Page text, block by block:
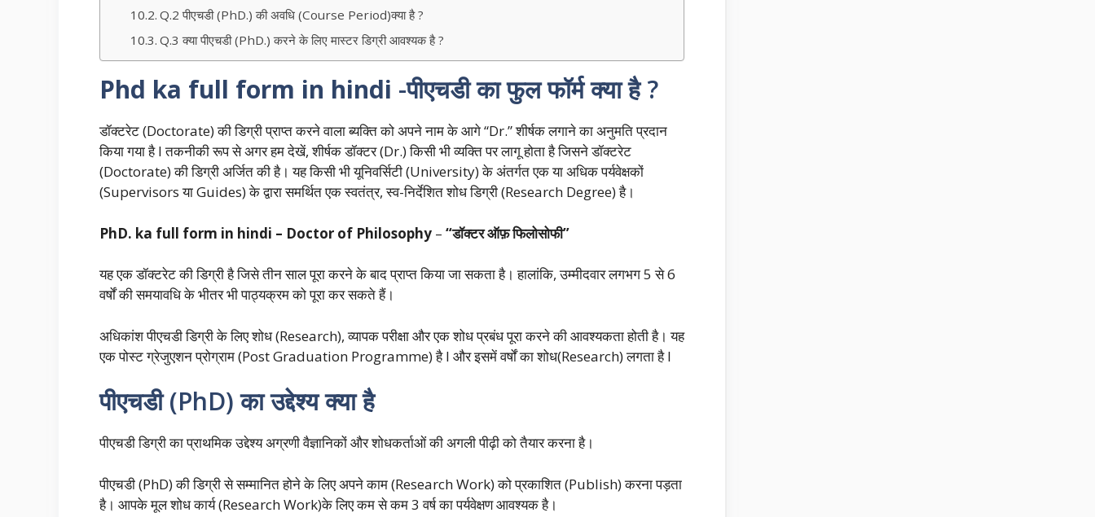
Q.2 पीएचडी (PhD.) की अवधि (Course Period)क्या है ?
Q.3 क्या पीएचडी (PhD.) करने के लिए मास्टर डिग्री आवश्यक है ?
Phd ka full form in hindi -पीएचडी का फुल फॉर्म क्या है ?
डॉक्टरेट (Doctorate) की डिग्री प्राप्त करने वाला ब्यक्ति को अपने नाम के आगे “Dr.” शीर्षक लगाने का अनुमति प्रदान
किया गया है I तकनीकी रूप से अगर हम देखें, शीर्षक डॉक्टर (Dr.) किसी भी व्यक्ति पर लागू होता है जिसने डॉक्टरेट
(Doctorate) की डिग्री अर्जित की है। यह किसी भी यूनिवर्सिटी (University) के अंतर्गत एक या अधिक पर्यवेक्षकों
(Supervisors या Guides) के द्वारा समर्थित एक स्वतंत्र, स्व-निर्देशित शोध डिग्री (Research Degree) है।
PhD. ka full form in hindi – Doctor of Philosophy – “डॉक्टर ऑफ़ फिलोसोफी”
यह एक डॉक्टरेट की डिग्री है जिसे तीन साल पूरा करने के बाद प्राप्त किया जा सकता है। हालांकि, उम्मीदवार लगभग 5 से 6
वर्षों की समयावधि के भीतर भी पाठ्यक्रम को पूरा कर सकते हैं।
अधिकांश पीएचडी डिग्री के लिए शोध (Research), व्यापक परीक्षा और एक शोध प्रबंध पूरा करने की आवश्यकता होती है। यह
एक पोस्ट ग्रेजुएशन प्रोग्राम (Post Graduation Programme) है I और इसमें वर्षों का शोध(Research) लगता है I
पीएचडी (PhD) का उद्देश्य क्या है
पीएचडी डिग्री का प्राथमिक उद्देश्य अग्रणी वैज्ञानिकों और शोधकर्ताओं की अगली पीढ़ी को तैयार करना है।
पीएचडी (PhD) की डिग्री से सम्मानित होने के लिए अपने काम (Research Work) को प्रकाशित (Publish) करना पड़ता
है। आपके मूल शोध कार्य (Research Work)के लिए कम से कम 3 वर्ष का पर्यवेक्षण आवश्यक है।